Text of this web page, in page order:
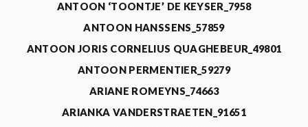
ANTOON ‘TOONTJE’ DE KEYSER_7958
ANTOON HANSSENS_57859
ANTOON JORIS CORNELIUS QUAGHEBEUR_49801
ANTOON PERMENTIER_59279
ARIANE ROMEYNS_74663
ARIANKA VANDERSTRAETEN_91651